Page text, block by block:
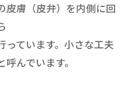
皮膚（皮弁）を内側に回
っています。小さな工夫
んでいます。